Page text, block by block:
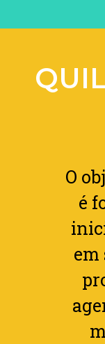
O
é
em